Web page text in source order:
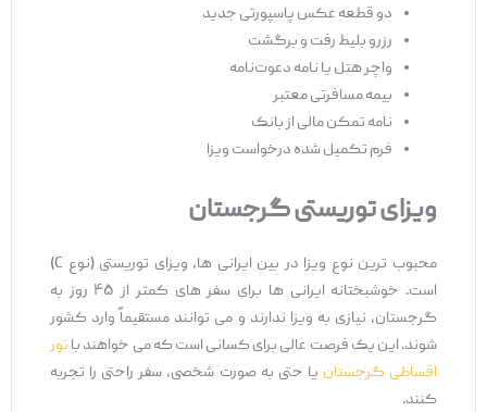
دو قطعه عکس پاسپورتی جدید
رزرو بلیط رفت و برگشت
واچر هتل یا نامه دعوت‌نامه
بیمه مسافرتی معتبر
نامه تمکن مالی از بانک
فرم تکمیل شده درخواست ویزا
ویزای توریستی گرجستان
است. خوشبختانه ایرانی‌ ها برای سفر های کمتر از ۴۵ روز به
گرجستان، نیازی به ویزا ندارند و می ‌توانند مستقیماً وارد کشور
شوند. این یک فرصت عالی برای کسانی است که می‌ خواهند با تور
اقساطی گرجستانیا حتی به ‌صورت شخصی، سفر راحتی را تجربه
کنند.